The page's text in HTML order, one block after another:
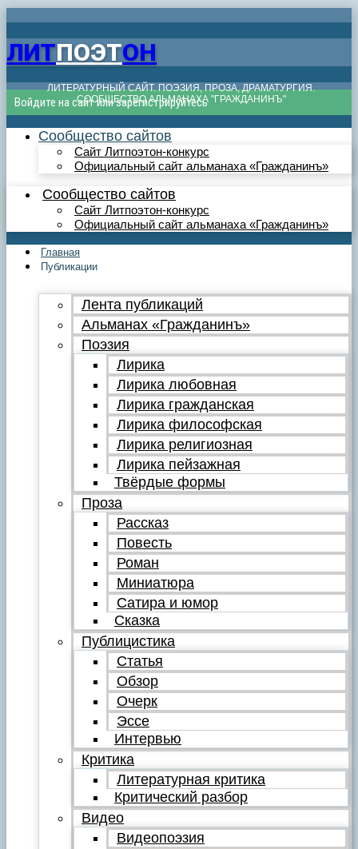
ЛИТПОЭТОН
ЛИТЕРАТУРНЫЙ САЙТ. ПОЭЗИЯ, ПРОЗА, ДРАМАТУРГИЯ.
СООБЩЕСТВО АЛЬМАНАХА "ГРАЖДАНИНЪ"
Войдите на сайт или зарегистрируйтесь
Сообщество сайтов
Сайт Литпоэтон-конкурс
Официальный сайт альманаха «Гражданинъ»
Сообщество сайтов
Сайт Литпоэтон-конкурс
Официальный сайт альманаха «Гражданинъ»
Главная
Публикации
Лента публикаций
Альманах «Гражданинъ»
Поэзия
Лирика
Лирика любовная
Лирика гражданская
Лирика философская
Лирика религиозная
Лирика пейзажная
Твёрдые формы
Проза
Рассказ
Повесть
Роман
Миниатюра
Сатира и юмор
Сказка
Публицистика
Статья
Обзор
Очерк
Эссе
Интервью
Критика
Литературная критика
Критический разбор
Видео
Видеопоэзия